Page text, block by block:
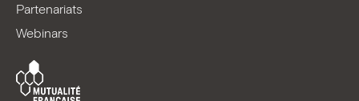
Partenariats
Webinars